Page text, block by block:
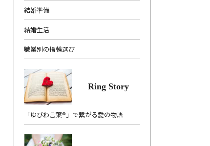
結婚準備
結婚生活
職業別の指輪選び
Ring Story
「ゆびわ言葉®」で繋がる愛の物語